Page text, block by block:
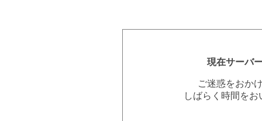
現在サーバ
ご迷惑をおか
しばらく時間を